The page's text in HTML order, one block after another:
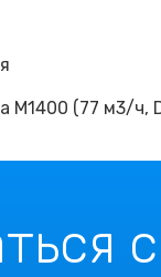
M1400 (77 м3/ч,